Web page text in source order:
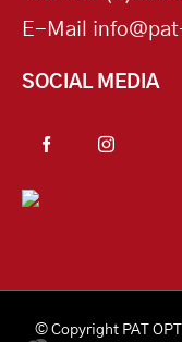
E-Mail
SOCIAL MEDIA
© Copyright PAT